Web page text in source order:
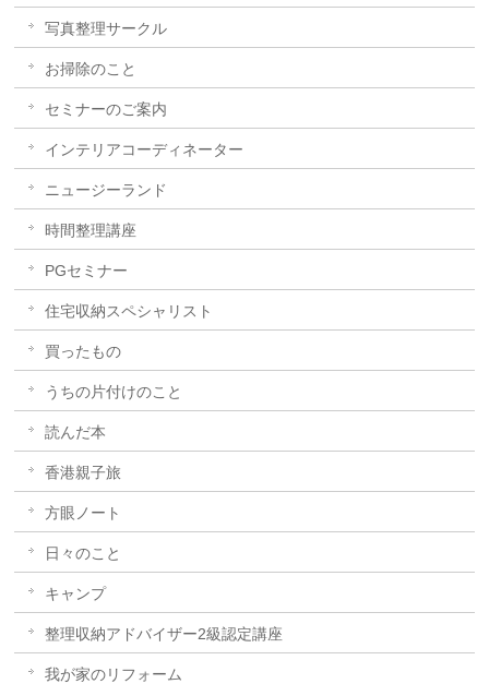
写真整理サークル
お掃除のこと
セミナーのご案内
インテリアコーディネーター
ニュージーランド
時間整理講座
PGセミナー
住宅収納スペシャリスト
買ったもの
うちの片付けのこと
読んだ本
香港親子旅
方眼ノート
日々のこと
キャンプ
整理収納アドバイザー2級認定講座
我が家のリフォーム